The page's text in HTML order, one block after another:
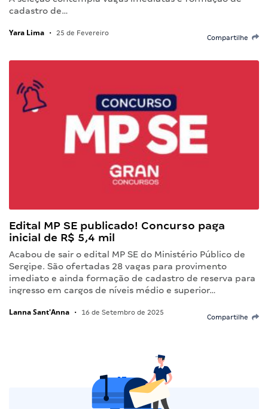
cadastro de…
Yara Lima • 25 de Fevereiro
Compartilhe
Edital MP SE publicado! Concurso paga
inicial de R$ 5,4 mil
Acabou de sair o edital MP SE do Ministério Público de
Sergipe. São ofertadas 28 vagas para provimento
imediato e ainda formação de cadastro de reserva para
ingresso em cargos de níveis médio e superior…
Lanna Sant'Anna • 16 de Setembro de 2025
Compartilhe